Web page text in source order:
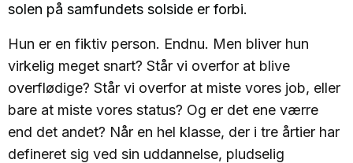
solen på samfundets solside er forbi.
Hun er en fiktiv person. Endnu. Men bliver hun
virkelig meget snart? Står vi overfor at blive
overflødige? Står vi overfor at miste vores job, eller
bare at miste vores status? Og er det ene værre
end det andet? Når en hel klasse, der i tre årtier har
defineret sig ved sin uddannelse, pludselig